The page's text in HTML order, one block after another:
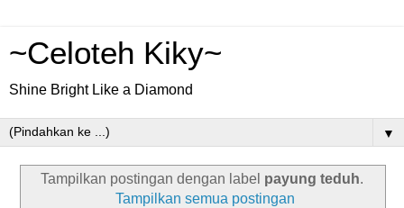
~Celoteh Kiky~
Shine Bright Like a Diamond
▼
Tampilkan postingan dengan label payung teduh.
Tampilkan semua postingan